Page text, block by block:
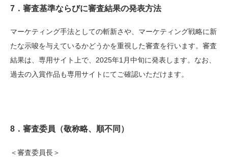
7．審査基準ならびに審査結果の発表方法
マーケティング手法としての斬新さや、マーケティング戦略に新
たな示唆を与えているかどうかを重視した審査を行います。審査
結果は、専用サイト上で、2025年1月中旬に発表します。なお、
過去の入賞作品も専用サイトにてご確認いただけます。
8．審査委員 （敬称略、順不同）
＜審査委員長＞